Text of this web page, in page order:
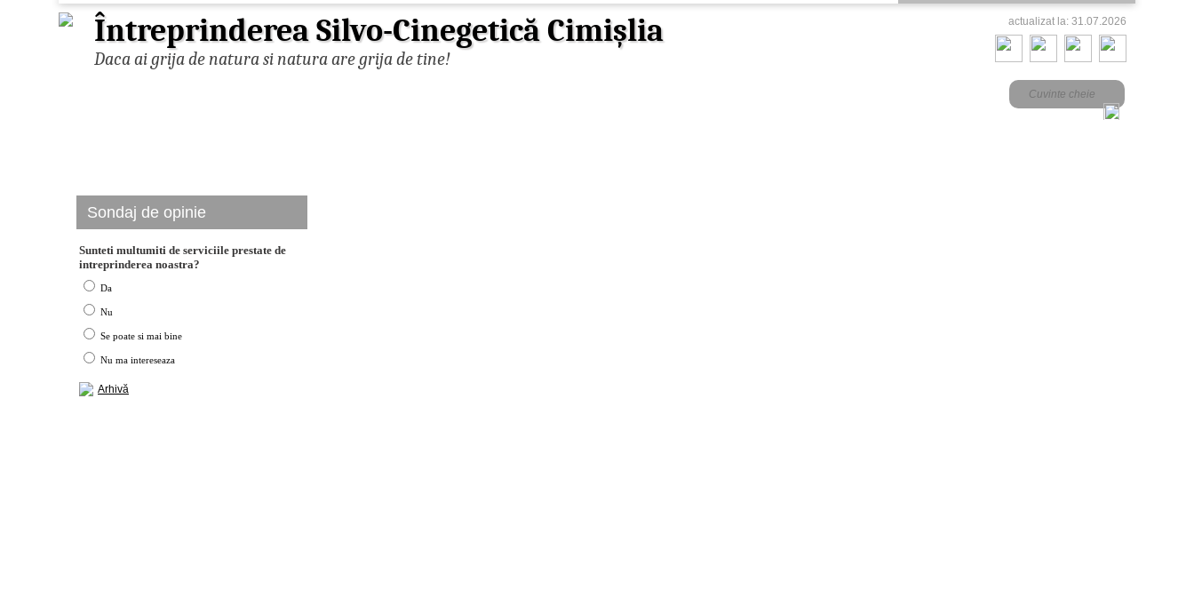
Întreprinderea Silvo-Cinegetică Cimişlia
Daca ai grija de natura si natura are grija de tine!
actualizat la: 31.07.2026
Sondaj de opinie
Sunteti multumiti de serviciile prestate de
intreprinderea noastra?
Da
Nu
Se poate si mai bine
Nu ma intereseaza
Arhivă